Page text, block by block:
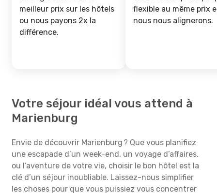
meilleur prix sur les hôtels
ou nous payons 2x la
différence.
flexible au même prix
nous nous alignerons.
Votre séjour idéal vous attend à
Marienburg
Envie de découvrir Marienburg ? Que vous planifiez
une escapade d’un week-end, un voyage d’affaires,
ou l’aventure de votre vie, choisir le bon hôtel est la
clé d’un séjour inoubliable. Laissez-nous simplifier
les choses pour que vous puissiez vous concentrer